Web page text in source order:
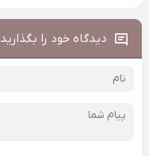
دیدگاه خود را بگذارید